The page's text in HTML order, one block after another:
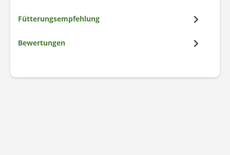
Fütterungsempfehlung
Bewertungen